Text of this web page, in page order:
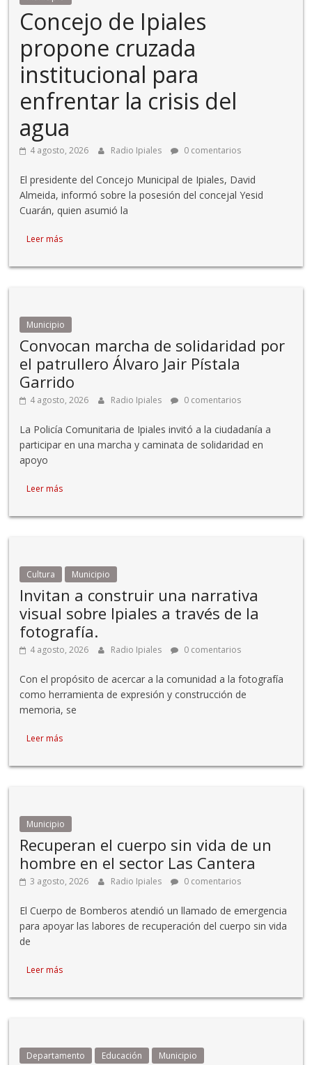
Concejo de Ipiales
propone cruzada
institucional para
enfrentar la crisis del
agua
4 agosto, 2026 Radio Ipiales 0 comentarios
El presidente del Concejo Municipal de Ipiales, David
Almeida, informó sobre la posesión del concejal Yesid
Cuarán, quien asumió la
Leer más
Municipio
Convocan marcha de solidaridad por
el patrullero Álvaro Jair Pístala
Garrido
4 agosto, 2026 Radio Ipiales 0 comentarios
La Policía Comunitaria de Ipiales invitó a la ciudadanía a
participar en una marcha y caminata de solidaridad en
apoyo
Leer más
Cultura Municipio
Invitan a construir una narrativa
visual sobre Ipiales a través de la
fotografía.
4 agosto, 2026 Radio Ipiales 0 comentarios
Con el propósito de acercar a la comunidad a la fotografía
como herramienta de expresión y construcción de
memoria, se
Leer más
Municipio
Recuperan el cuerpo sin vida de un
hombre en el sector Las Cantera
3 agosto, 2026 Radio Ipiales 0 comentarios
El Cuerpo de Bomberos atendió un llamado de emergencia
para apoyar las labores de recuperación del cuerpo sin vida
de
Leer más
Departamento Educación Municipio